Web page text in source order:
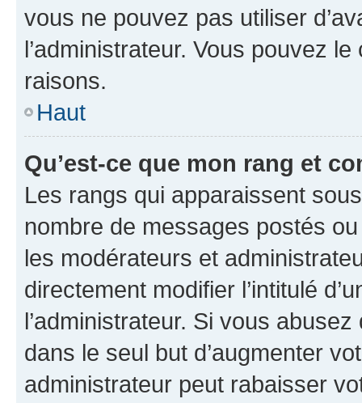
vous ne pouvez pas utiliser
l’administrateur. Vous pouvez
raisons.
Haut
Qu’est-ce que mon rang et
Les rangs qui apparaissent
nombre de messages postés
les modérateurs et
directement modifier l’intitulé
l’administrateur. Si vous
dans le seul but d’augmenter
administrateur peut rabaisser